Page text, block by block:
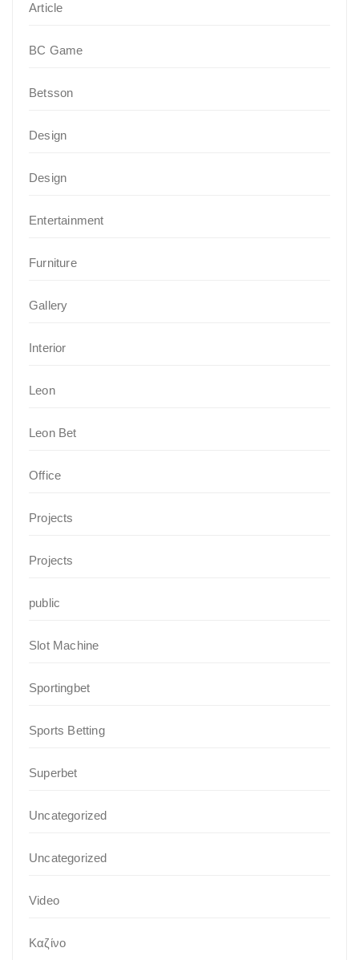
Article
BC Game
Betsson
Design
Design
Entertainment
Furniture
Gallery
Interior
Leon
Leon Bet
Office
Projects
Projects
public
Slot Machine
Sportingbet
Sports Betting
Superbet
Uncategorized
Uncategorized
Video
Καζίνο